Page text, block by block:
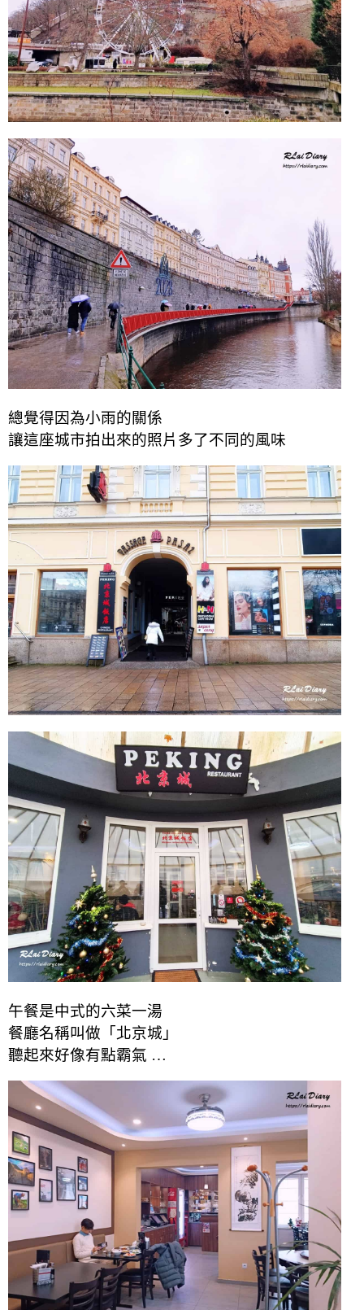
總覺得因為小雨的關係
讓這座城市拍出來的照片多了不同的風味
午餐是中式的六菜一湯
餐廳名稱叫做「北京城」
聽起來好像有點霸氣 …